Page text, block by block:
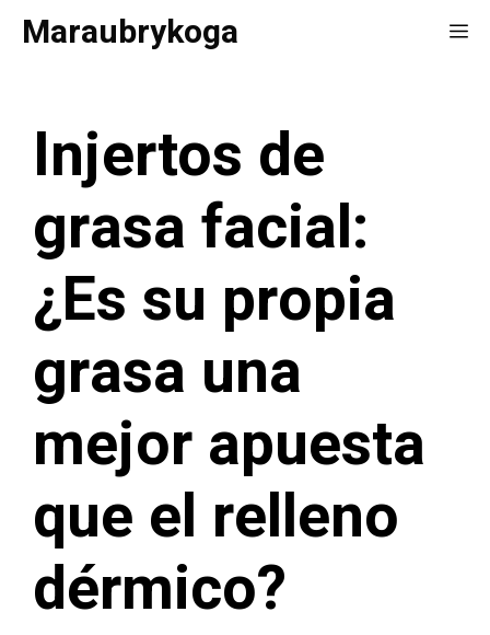
SaltarMaraubrykoga
Injertos de
grasa facial:
¿Es su propia
grasa una
mejor apuesta
que el relleno
dérmico?